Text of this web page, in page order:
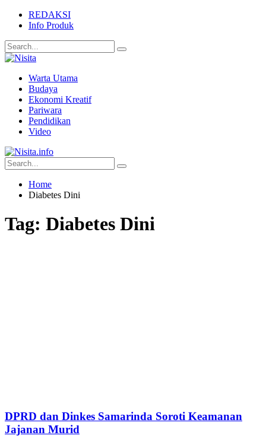
REDAKSI
Info Produk
Warta Utama
Budaya
Ekonomi Kreatif
Pariwara
Pendidikan
Video
Home
Diabetes Dini
Tag: Diabetes Dini
DPRD dan Dinkes Samarinda Soroti Keamanan
Jajanan Murid